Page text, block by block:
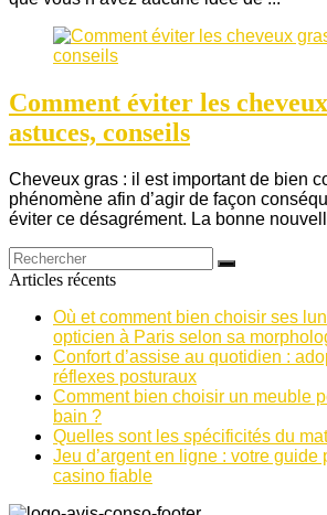
Comment éviter les
astuces, conseils
Cheveux gras : il est important de bien
phénomène afin d’agir de façon
éviter ce désagrément. La bonne
Articles récents
Où et comment bien choisir ses
opticien à Paris selon sa
Confort d’assise au quotidien :
réflexes posturaux
Comment bien choisir un meuble
bain ?
Quelles sont les spécificités du
Jeu d’argent en ligne : votre guide
casino fiable